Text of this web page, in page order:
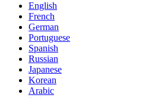
English
French
German
Portuguese
Spanish
Russian
Japanese
Korean
Arabic